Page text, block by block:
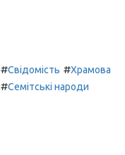
#Свідомість #Храмова
#Семітські народи